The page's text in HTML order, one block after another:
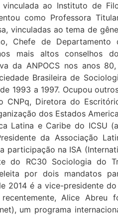
ao Instituto de
como Professora
vinculadas ao tema de
Chefe de Departamento
mais altos conselhos
da ANPOCS nos anos
Brasileira de
1993 a 1997. Ocupou
CNPq, Diretora do
dos Estados
Latina e Caribe do ICSU
da Associação
participação na ISA
do RC30 Sociologia do
por dois mandatos
2014 é a vice-presidente
Alice Abreu
um programa